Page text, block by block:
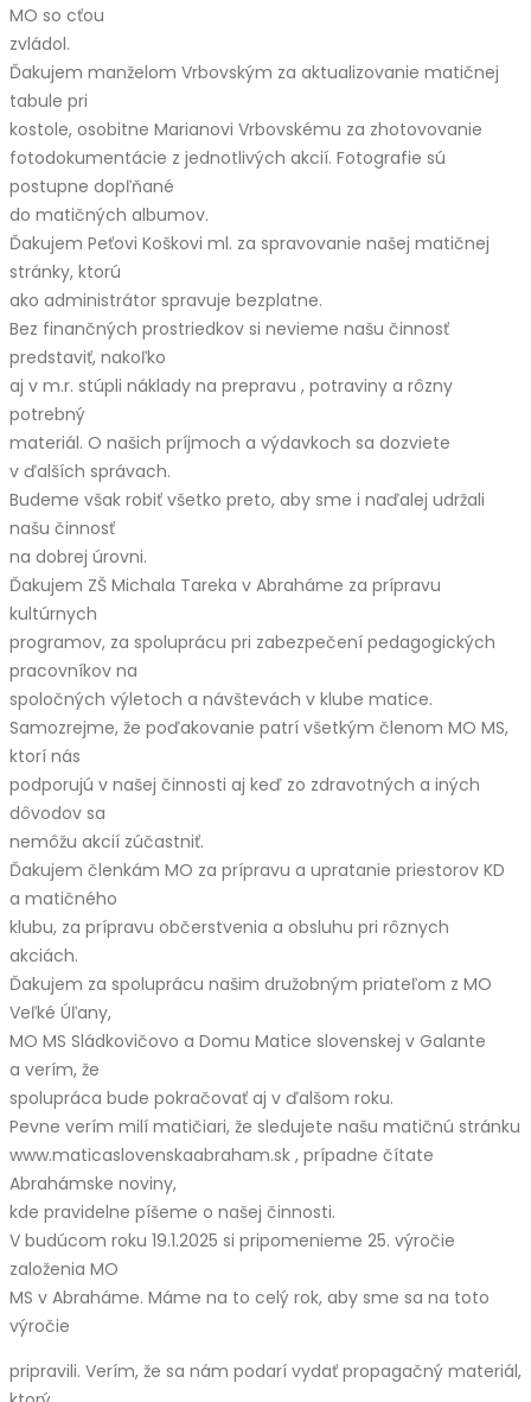
MO so cťou
zvládol.
Ďakujem manželom Vrbovským za aktualizovanie matičnej
tabule pri
kostole, osobitne Marianovi Vrbovskému za zhotovovanie
fotodokumentácie z jednotlivých akcií. Fotografie sú
postupne dopľňané
do matičných albumov.
Ďakujem Peťovi Koškovi ml. za spravovanie našej matičnej
stránky, ktorú
ako administrátor spravuje bezplatne.
Bez finančných prostriedkov si nevieme našu činnosť
predstaviť, nakoľko
aj v m.r. stúpli náklady na prepravu , potraviny a rôzny
potrebný
materiál. O našich príjmoch a výdavkoch sa dozviete
v ďalších správach.
Budeme však robiť všetko preto, aby sme i naďalej udržali
našu činnosť
na dobrej úrovni.
Ďakujem ZŠ Michala Tareka v Abraháme za prípravu
kultúrnych
programov, za spoluprácu pri zabezpečení pedagogických
pracovníkov na
spoločných výletoch a návštevách v klube matice.
Samozrejme, že poďakovanie patrí všetkým členom MO MS,
ktorí nás
podporujú v našej činnosti aj keď zo zdravotných a iných
dôvodov sa
nemôžu akcií zúčastniť.
Ďakujem členkám MO za prípravu a upratanie priestorov KD
a matičného
klubu, za prípravu občerstvenia a obsluhu pri rôznych
akciách.
Ďakujem za spoluprácu našim družobným priateľom z MO
Veľké Úľany,
MO MS Sládkovičovo a Domu Matice slovenskej v Galante
a verím, že
spolupráca bude pokračovať aj v ďalšom roku.
Pevne verím milí matičiari, že sledujete našu matičnú stránku
www.maticaslovenskaabraham.sk , prípadne čítate
Abrahámske noviny,
kde pravidelne píšeme o našej činnosti.
V budúcom roku 19.1.2025 si pripomenieme 25. výročie
založenia MO
MS v Abraháme. Máme na to celý rok, aby sme sa na toto
výročie
pripravili. Verím, že sa nám podarí vydať propagačný materiál,